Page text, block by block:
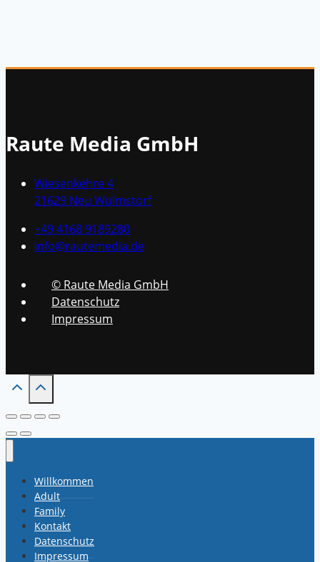
Raute Media GmbH
Wiesenkehre 4
21629 Neu Wulmstorf
+49 4168 9189280
info@rautemedia.de
© Raute Media GmbH
Datenschutz
Impressum
Willkommen
Adult
Family
Kontakt
Datenschutz
Impressum